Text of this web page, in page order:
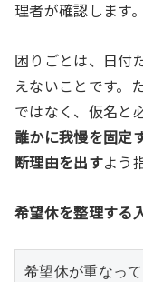
理者が確認します。
困りごとは、日付
えないことです。
ではなく、仮名と
誰かに我慢を固定
断理由を出すよう
希望休を整理する
希望休が重なっ